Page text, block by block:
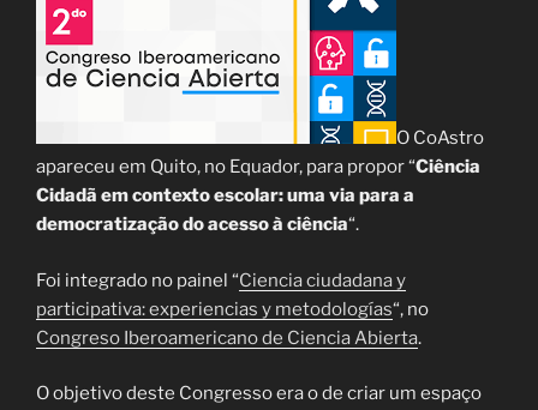
O CoAstro
apareceu em Quito, no Equador, para propor “Ciência
Cidadã em contexto escolar: uma via para a
democratização do acesso à ciência“.
Foi integrado no painel “Ciencia ciudadana y
participativa: experiencias y metodologías“, no
Congreso Iberoamericano de Ciencia Abierta.
O objetivo deste Congresso era o de criar um espaço